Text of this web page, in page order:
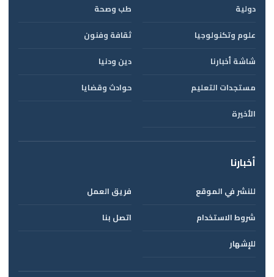
دولية
طب وصحة
علوم وتكنولوجيا
ثقافة وفنون
شاشة أخبارنا
دين ودنيا
مستجدات التعليم
حوادث وقضايا
الأخيرة
أخبارنا
للنشر في الموقع
فريق العمل
شروط الاستخدام
اتصل بنا
للإشهار